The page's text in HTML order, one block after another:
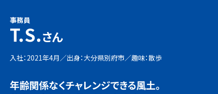
事務員
T.S.さん
入社：2021年4月／出身：大分県別府市／趣味：散歩
年齢関係なくチャレンジできる風土。